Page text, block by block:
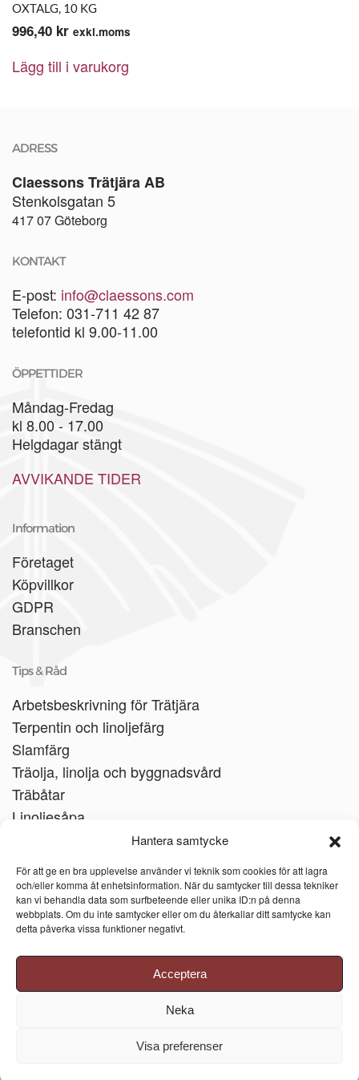
Hantera samtycke
För att ge en bra upplevelse använder vi teknik som cookies för att lagra
och/eller komma åt enhetsinformation. När du samtycker till dessa tekniker
kan vi behandla data som surfbeteende eller unika ID:n på denna
webbplats. Om du inte samtycker eller om du återkallar ditt samtycke kan
detta påverka vissa funktioner negativt.
Acceptera
Neka
Visa preferenser
OXTALG, 10 KG
996,40 kr exkl.moms
Lägg till i varukorg
ADRESS
Claessons Trätjära AB
Stenkolsgatan 5
417 07 Göteborg
KONTAKT
E-post: info@claessons.com
Telefon: 031-711 42 87
telefontid kl 9.00-11.00
ÖPPETTIDER
Måndag-Fredag
kl 8.00 - 17.00
Helgdagar stängt
AVVIKANDE TIDER
Information
Företaget
Köpvillkor
GDPR
Branschen
Tips & Råd
Arbetsbeskrivning för Trätjära
Terpentin och linoljefärg
Slamfärg
Träolja, linolja och byggnadsvård
Träbåtar
Linoljesåpa